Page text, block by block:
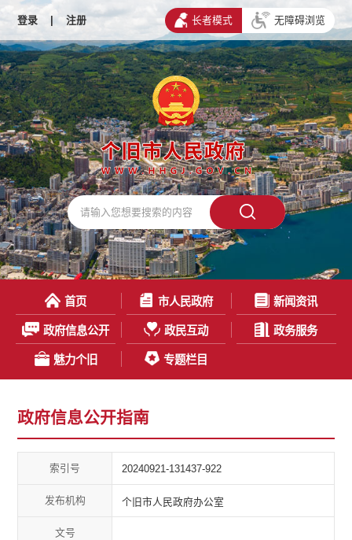
登录 | 注册 长者模式 无障碍浏览
首页 市人民政府 新闻资讯
政府信息公开 政民互动 政务服务
魅力个旧 专题栏目
政府信息公开指南
索引号 20240921-131437-922
发布机构 个旧市人民政府办公室
文号